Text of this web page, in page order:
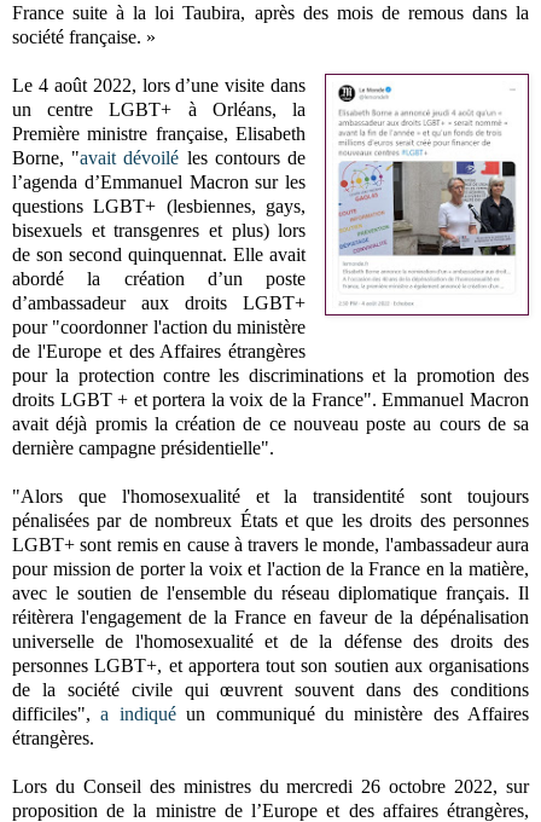
France suite à la loi Taubira, après des mois de remous dans la
société française. »
Le 4 août 2022, lors d’une visite dans
un centre LGBT+ à Orléans, la
Première ministre française, Elisabeth
Borne, "avait dévoilé les contours de
l’agenda d’Emmanuel Macron sur les
questions LGBT+ (lesbiennes, gays,
bisexuels et transgenres et plus) lors
de son second quinquennat. Elle avait
abordé la création d’un poste
d’ambassadeur aux droits LGBT+
pour "coordonner l'action du ministère
de l'Europe et des Affaires étrangères
pour la protection contre les discriminations et la promotion des
droits LGBT + et portera la voix de la France". Emmanuel Macron
avait déjà promis la création de ce nouveau poste au cours de sa
dernière campagne présidentielle".
"Alors que l'homosexualité et la transidentité sont toujours
pénalisées par de nombreux États et que les droits des personnes
LGBT+ sont remis en cause à travers le monde, l'ambassadeur aura
pour mission de porter la voix et l'action de la France en la matière,
avec le soutien de l'ensemble du réseau diplomatique français. Il
réitèrera l'engagement de la France en faveur de la dépénalisation
universelle de l'homosexualité et de la défense des droits des
personnes LGBT+, et apportera tout son soutien aux organisations
de la société civile qui œuvrent souvent dans des conditions
difficiles",a indiquéun communiqué du ministère des Affaires
étrangères.
Lors du Conseil des ministres du mercredi 26 octobre 2022, sur
proposition de la ministre de l’Europe et des affaires étrangères,